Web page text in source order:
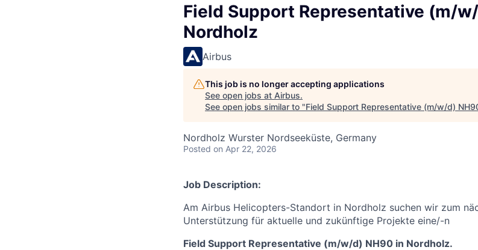
Field Support Representative (m/
Nordholz
Airbus
This job is no longer accepting applications
See open jobs at Airbus.
See open jobs similar to "Field Support Representative (m/w/d)
Nordholz Wurster Nordseeküste, Germany
Posted on Apr 22, 2026
Job Description:
Am Airbus Helicopters-Standort in Nordholz suchen wir zum
Unterstützung für aktuelle und zukünftige Projekte eine/-n
Field Support Representative (m/w/d) NH90 in Nordholz.